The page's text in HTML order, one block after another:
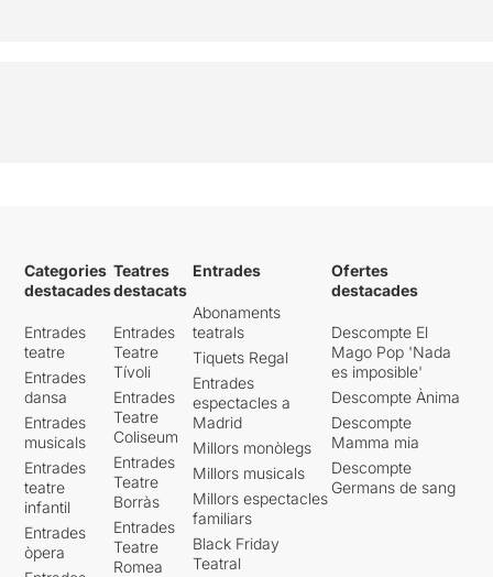
Categories
destacades
Entrades
teatre
Entrades
dansa
Entrades
musicals
Entrades
teatre
infantil
Entrades
òpera
Teatres
destacats
Entrades
Teatre
Tívoli
Entrades
Teatre
Coliseum
Entrades
Teatre
Borràs
Entrades
Teatre
Romea
Entrades
Abonaments
teatrals
Tiquets Regal
Entrades
espectacles a
Madrid
Millors monòlegs
Millors musicals
Millors espectacles
familiars
Black Friday
Teatral
Ofertes
destacades
Descompte El
Mago Pop 'Nada
es imposible'
Descompte Ànima
Descompte
Mamma mia
Descompte
Germans de sang